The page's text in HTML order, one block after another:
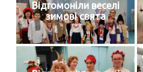
Відгомоніли веселі
зимові свята